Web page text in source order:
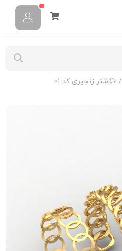
/ انگشتر زنجیری کد 01